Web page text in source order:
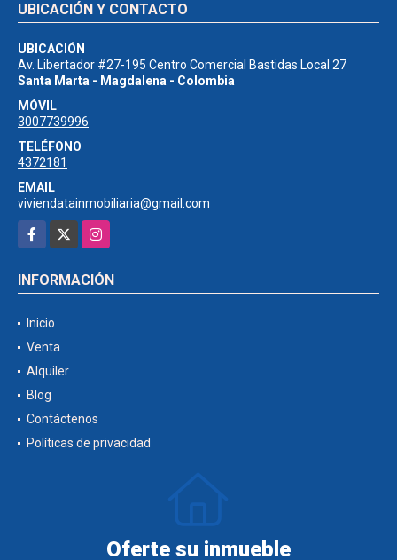
UBICACIÓN Y CONTACTO
UBICACIÓN
Av. Libertador #27-195 Centro Comercial Bastidas Local 27
Santa Marta - Magdalena - Colombia
MÓVIL
3007739996
TELÉFONO
4372181
EMAIL
viviendatainmobiliaria@gmail.com
Facebook
Instagram
INFORMACIÓN
Inicio
Venta
Alquiler
Blog
Contáctenos
Políticas de privacidad
Oferte su inmueble